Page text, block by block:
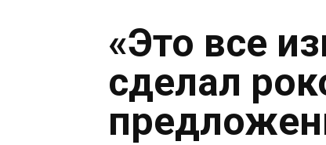
«Это все
сделал